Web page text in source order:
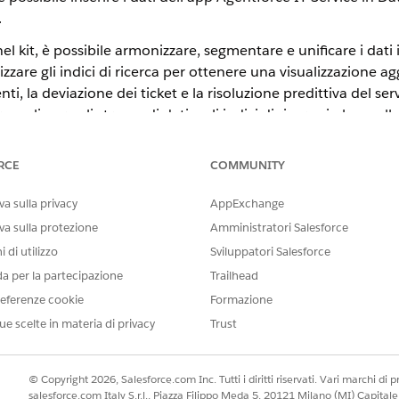
kit, è possibile armonizzare, segmentare e unificare i
gli indici di ricerca per ottenere una visualizzazione
la deviazione dei ticket e la risoluzione predittiva del
gli stream di dati e gli indici di ricerca in base alle
facilmente in un pacchetto i componenti di Data 360, ad
distribuire gli stream di dati e attivare gli indici di
contiene stream di dati predefiniti che mappano gli oggetti
di dati abilitano un flusso di dati quasi in tempo reale
di servizio IT dall'app Service Desk IT Agenttic a
degli oggetti di origine in Agentforce IT Service. È
che non si utilizzano.
IT Service
inclusi nel kit dati del servizio IT per consentire una
chiave: Incidente, Problema e Knowledge. È possibile
sulla privacy
sulla protezione
di utilizzo
per la partecipazione
cookie
scelte in materia di privacy
COMMUNITY
AppExchange
Amministratori Salesforce
Sviluppatori Salesforce
Trailhead
Formazione
Trust
© Copyright 2026, Salesforce.com Inc. Tutti i diritti riservati. Vari marchi di
salesforce.com Italy S.r.l., Piazza Filippo Meda 5, 20121 Milano (MI)